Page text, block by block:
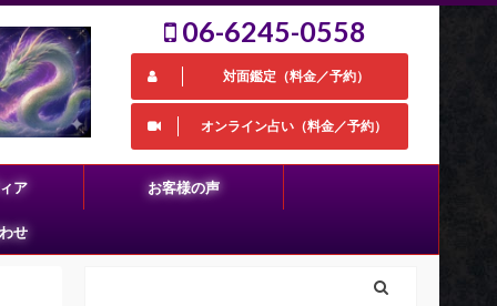
06-6245-0558
対面鑑定（料金／予約）
オンライン占い（料金／予約）
ア お客様の声
せ